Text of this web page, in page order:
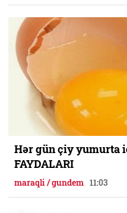
Hər gün çiy yumurta
FAYDALARI
maraqli / gundem 11:03